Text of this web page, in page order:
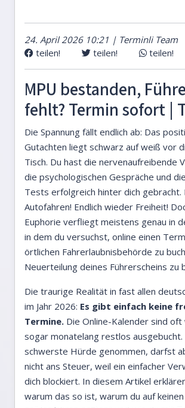
24. April 2026 10:21 | Terminli Team
teilen!
teilen! teilen!
MPU bestanden,
fehlt? Termin sofort |
Die Spannung fällt endlich ab: Das
Gutachten liegt schwarz auf weiß vor
Tisch. Du hast die nervenaufreibende
die psychologischen Gespräche und
Tests erfolgreich hinter dich gebracht.
Autofahren! Endlich wieder Freiheit!
Euphorie verfliegt meistens genau in
in dem du versuchst, online einen
örtlichen Fahrerlaubnisbehörde zu
Neuerteilung deines Führerscheins zu
Die traurige Realität in fast allen
im Jahr 2026: Es gibt einfach keine
Termine. Die Online-Kalender sind
sogar monatelang restlos ausgebucht.
schwerste Hürde genommen, darfst
nicht ans Steuer, weil ein einfacher
dich blockiert. In diesem Artikel
warum das so ist, warum du auf keinen